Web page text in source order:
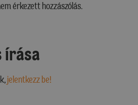
érkezett hozzászólás.
írása
jelentkezz be!